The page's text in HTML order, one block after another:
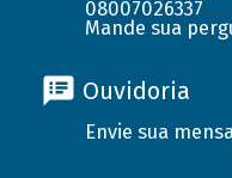
08007026337
Mande sua
Ouvidoria
Envie sua